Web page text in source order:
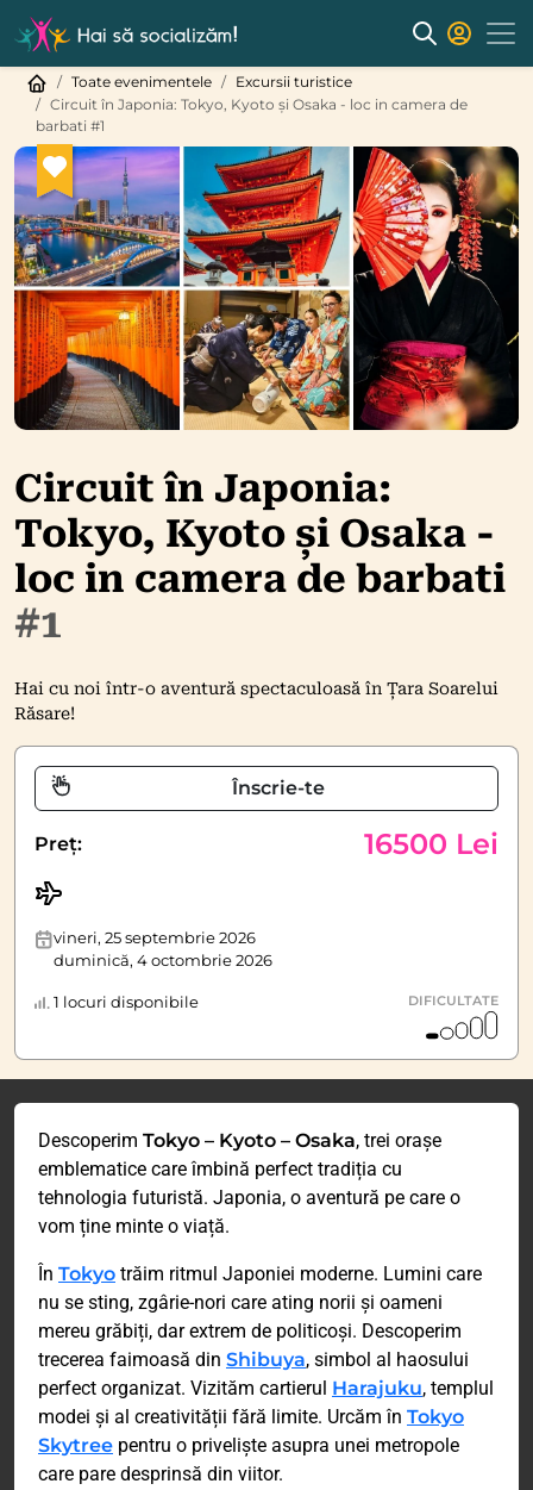
Toate evenimentele
Excursii turistice
Circuit în Japonia: Tokyo, Kyoto și Osaka - loc in camera de
barbati #1
Circuit în Japonia:
Tokyo, Kyoto și Osaka -
loc in camera de barbati
#1
Hai cu noi într-o aventură spectaculoasă în Țara Soarelui
Răsare!
Înscrie-te
Preț: 16500 Lei
vineri, 25 septembrie 2026
duminică, 4 octombrie 2026
1 locuri disponibile DIFICULTATE
Descoperim Tokyo – Kyoto – Osaka, trei orașe
emblematice care îmbină perfect tradiția cu
tehnologia futuristă. Japonia, o aventură pe care o
vom ține minte o viață.
În Tokyo trăim ritmul Japoniei moderne. Lumini care
nu se sting, zgârie-nori care ating norii și oameni
mereu grăbiți, dar extrem de politicoși. Descoperim
trecerea faimoasă din Shibuya, simbol al haosului
perfect organizat. Vizităm cartierul Harajuku, templul
modei și al creativității fără limite. Urcăm în Tokyo
Skytree pentru o priveliște asupra unei metropole
care pare desprinsă din viitor.